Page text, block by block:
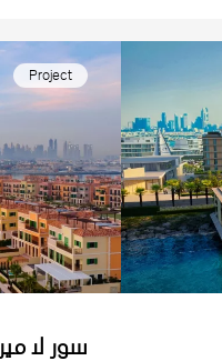
Project
سور لا مير